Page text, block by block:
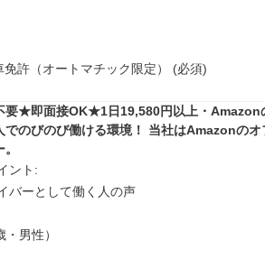
免許（オートマチック限定） (必須)
要★即面接OK★1日19,580円以上・Amazon
でのびのび働ける環境！ 当社はAmazonの
ント:
バーとして働く人の声
男性）